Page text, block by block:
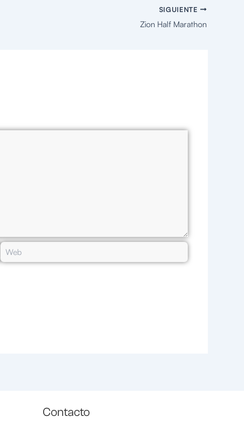
SIGUIENTE
Zion Half Marathon
Web
Contacto